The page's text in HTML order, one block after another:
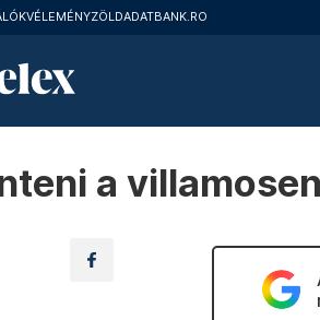
VÉLEMÉNYZÖLDADATBANK.RO
a